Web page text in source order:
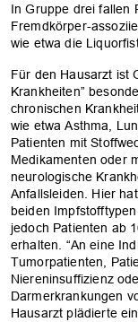
In Gruppe drei fallen
Fremdkörper-
wie etwa die
Für den Hausarzt ist
Krankheiten”
chronischen
wie etwa Asthma,
Patienten mit
Medikamenten oder
neurologische
Anfallsleiden. Hier
beiden
jedoch Patienten ab
erhalten. “An eine
Tumorpatienten,
Niereninsuffizienz
Darmerkrankungen
Hausarzt plädierte